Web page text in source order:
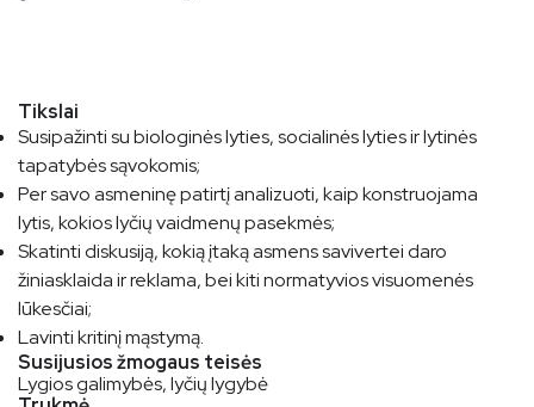
Tikslai
Susipažinti su biologinės lyties, socialinės lyties ir lytinės
tapatybės sąvokomis;
Per savo asmeninę patirtį analizuoti, kaip konstruojama
lytis, kokios lyčių vaidmenų pasekmės;
Skatinti diskusiją, kokią įtaką asmens savivertei daro
žiniasklaida ir reklama, bei kiti normatyvios visuomenės
lūkesčiai;
Lavinti kritinį mąstymą.
Susijusios žmogaus teisės
Lygios galimybės, lyčių lygybė